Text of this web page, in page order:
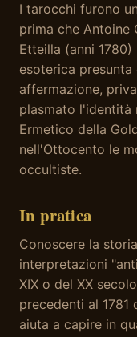
I tarocchi furono
prima che Antoine
Etteilla (anni
esoterica
affermazione,
plasmato l'identità
Ermetico della
nell'Ottocento le
occultiste.
In pratica
Conoscere la
interpretazioni
XIX o del XX
precedenti al 1781
aiuta a capire in